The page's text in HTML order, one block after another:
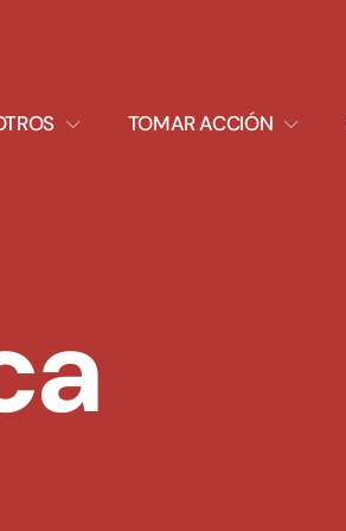
TOMAR ACCIÓN
EXPAND
DROPDOWN